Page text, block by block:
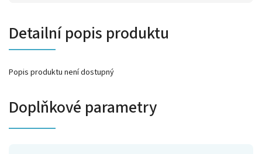
Detailní popis produktu
Popis produktu není dostupný
Doplňkové parametry